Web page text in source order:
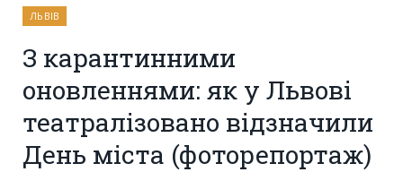
ЛЬВІВ
З карантинними
оновленнями: як у Львові
театралізовано відзначили
День міста (фоторепортаж)